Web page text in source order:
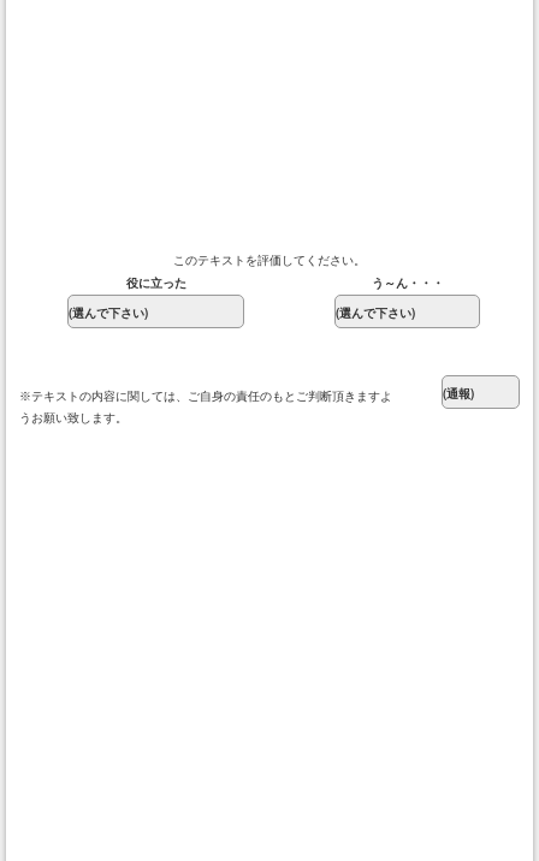
このテキストを評価してください。
役に立った
う～ん・・・
※テキストの内容に関しては、ご自身の責任のもとご判断頂きますよ
うお願い致します。